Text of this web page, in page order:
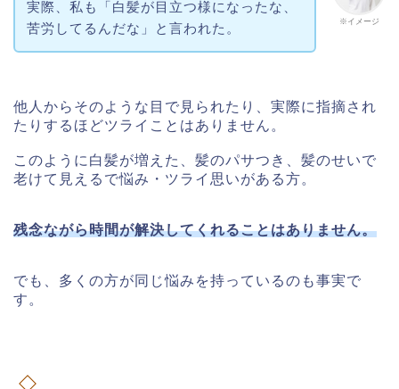
※イメージ
実際、私も「白髪が目立つ様になったな、
苦労してるんだな」と言われた。
他人からそのような目で見られたり、実際に指摘され
たりするほどツライことはありません。
このように白髪が増えた、髪のパサつき、髪のせいで
老けて見えるで悩み・ツライ思いがある方。
残念ながら時間が解決してくれることはありません。
でも、多くの方が同じ悩みを持っているのも事実で
す。